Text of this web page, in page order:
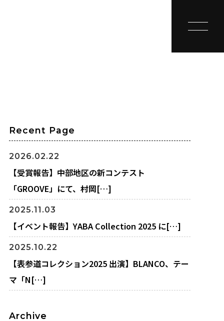
toggle
Recent Page
2026.02.22
【受賞報告】中部地区の新コンテスト
「GROOVE」にて、村岡[…]
2025.11.03
【イベント報告】YABA Collection 2025 に[…]
2025.10.22
【表参道コレクション2025 出演】BLANCO、テー
マ「N[…]
Archive